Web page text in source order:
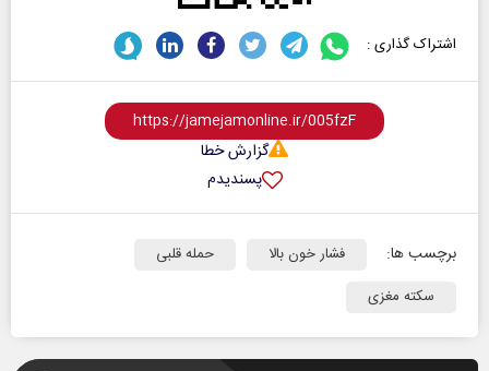
اشتراک گذاری :
گزارش خطا
پسندیدم
برچسب ها: فشار خون بالا
حمله قلبی
سکته مغزی